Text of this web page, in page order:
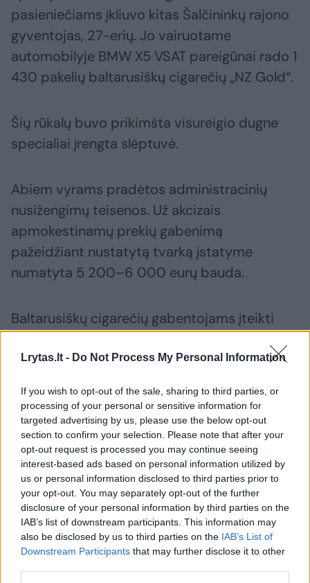
Lrytas.lt - Do Not Process My Personal Information
If you wish to opt-out of the sale, sharing to third parties, or
processing of your personal or sensitive information for
targeted advertising by us, please use the below opt-out
section to confirm your selection. Please note that after your
opt-out request is processed you may continue seeing
interest-based ads based on personal information utilized by
us or personal information disclosed to third parties prior to
your opt-out. You may separately opt-out of the further
disclosure of your personal information by third parties on the
IAB’s list of downstream participants. This information may
also be disclosed by us to third parties on the IAB’s List of
Downstream Participants that may further disclose it to other
pasieniečiams įkliuvo kitas Šalčininkų rajono
gyventojas, 27-erių. Jo vairuotame
automobilyje BMW X5 VSAT pareigūnai rado 1
430 pakelių baltarusiškų cigarečių „NZ Gold“.
Šių rūkalų buvo prikimšta visureigio dugne
specialiai įrengta slėptuvė.
Abiem vyrams pradėtos administracinių
nusižengimų teisenos. Už akcizais
apmokestinamų prekių gabenimą
pažeidžiant nustatytą tvarką įstatyme
numatyta 5 200–6 000 eurų bauda.
Baltarusiškų cigarečių gabentojams įteikti
užkardą, kai ten bus nagrinėjamos jų
Sulaikyti automobiliai ir nelegalūs rūkalai
saugomi VSAT Varėnos pasienio rinktinės
padalinyje.
Neatmetama galimybė, kad, be paskirtų
baudų, abu pažeidėjai neteks ir savo
automobilių – jie bus konfiskuoti.